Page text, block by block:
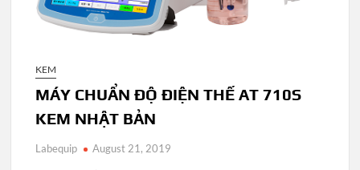
KEM
MÁY CHUẨN ĐỘ ĐIỆN THẾ AT 710S
KEM NHẬT BẢN
Labequip August 21, 2019